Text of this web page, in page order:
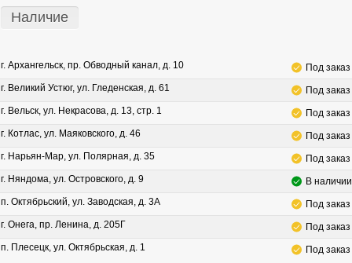
Наличие
г. Архангельск, пр. Обводный канал, д. 10
Под заказ
г. Великий Устюг, ул. Гледенская, д. 61
Под заказ
г. Вельск, ул. Некрасова, д. 13, стр. 1
Под заказ
г. Котлас, ул. Маяковского, д. 46
Под заказ
г. Нарьян-Мар, ул. Полярная, д. 35
Под заказ
г. Няндома, ул. Островского, д. 9
В наличии
п. Октябрьский, ул. Заводская, д. 3А
Под заказ
г. Онега, пр. Ленина, д. 205Г
Под заказ
п. Плесецк, ул. Октябрьская, д. 1
Под заказ